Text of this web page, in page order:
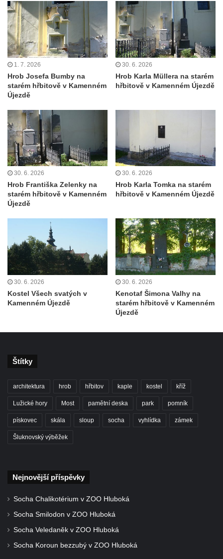
Pomník obětem 1. světové války v
Kovanicích
Pomník obětem válek v Kněževsi
Pamětní deska Rudé armádě na radnici v
Trutnově
Pomník obětem koncentračního tábora na
hřbitově v Rychnově u Jablonce nad Nisou
koncentračního tábora v Tovární ulici v
Rychnově u Jablonce nad Nisou
Kenotaf Alfreda Langa na hřbitově v Krásné
u Pěnčína
Kenotaf Emila Posselta na hřbitově v
Krásné u Pěnčína
Hřbitovní kaple rodiny Fiedler na hřbitově v
Teplicích nad Metují
Kenotaf Franze Ruseho na hřbitově v
Teplicích nad Metují
Pomník obětem 2. světové války na hřbitově
v Teplicích nad Metují
Hrob Waltera Hilleho na hřbitově ve Vlčí
Benešově nad Ploučnicí
Hrob Šumových na hřbitově v Benešově
Benešově nad Ploučnicí
hřbitově v Benešově nad Ploučnicí
Hrob Franze Wünsche na hřbitově v
Benešově nad Ploučnicí
Pamětní desky obětem 1. světové války v
1. 7. 2026
Hrob Josefa Bumby na
starém hřbitově v Kamenném
Újezdě
30. 6. 2026
Hrob Karla Müllera na starém
hřbitově v Kamenném Újezdě
30. 6. 2026
Hrob Františka Zelenky na
starém hřbitově v Kamenném
Újezdě
30. 6. 2026
Hrob Karla Tomka na starém
hřbitově v Kamenném Újezdě
30. 6. 2026
Kostel Všech svatých v
Kamenném Újezdě
30. 6. 2026
Kenotaf Šimona Valhy na
starém hřbitově v Kamenném
Újezdě
Štítky
architektura hrob hřbitov kaple kostel kříž
Lužické hory Most pamětní deska park pomník
pískovec skála sloup socha vyhlídka zámek
Šluknovský výběžek
Nejnovější příspěvky
Socha Chalikotérium v ZOO Hluboká
Socha Smilodon v ZOO Hluboká
Socha Veledaněk v ZOO Hluboká
Socha Koroun bezzubý v ZOO Hluboká